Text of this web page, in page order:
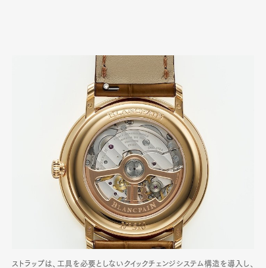
ストラップは、工具を必要としないクイックチェンジシステム構造を導入し、